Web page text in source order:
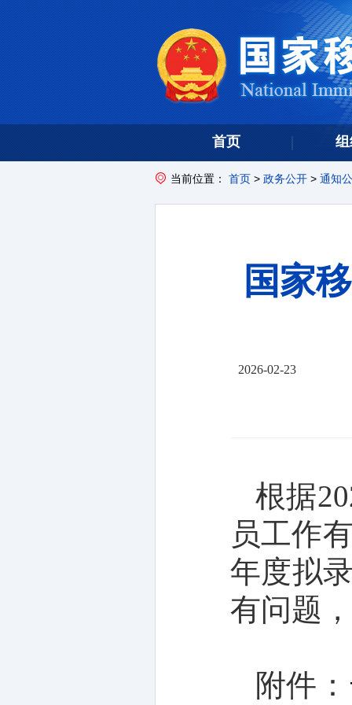
首页
当前位置： 首页> 政务公开> 通知
国家
2026-02-23
根据
员工作
年度拟
有问题
附件：